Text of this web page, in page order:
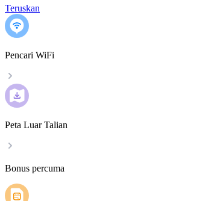
Teruskan
Pencari WiFi
Peta Luar Talian
Bonus percuma